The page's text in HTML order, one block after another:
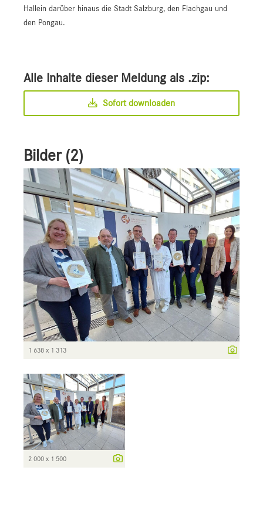
Hallein darüber hinaus die Stadt Salzburg, den Flachgau und
den Pongau.
Alle Inhalte dieser Meldung als .zip:
Sofort downloaden
Bilder (2)
1 638 x 1 313
2 000 x 1 500